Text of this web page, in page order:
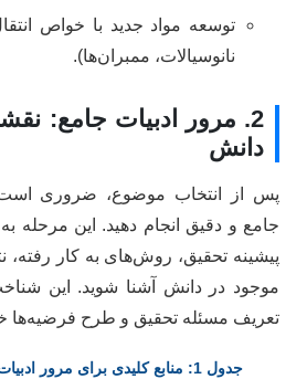
توسعه مواد جدید با خواص انتقال
نانوسیالات، ممبران‌ها).
2. مرور ادبیات جامع:
دانش
پس از انتخاب موضوع، ضروری
جامع و دقیق انجام دهید. این مرحله
پیشینه تحقیق، روش‌های به کار رفته،
موجود در دانش آشنا شوید. این
تعریف مسئله تحقیق و طرح فرضیه‌ها
جدول 1: منابع کلیدی برای مرور ادبیات در پدیده‌های انتقال